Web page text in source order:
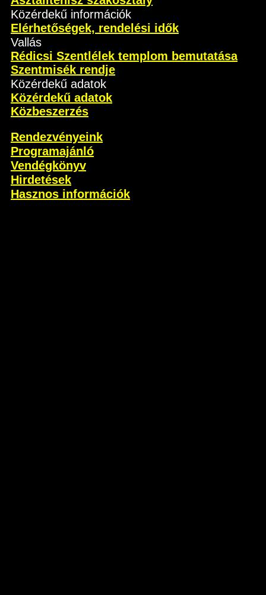
Közérdekű információk
Elérhetőségek, rendelési idők
Vallás
Rédicsi Szentlélek templom bemutatása
Szentmisék rendje
Közérdekű adatok
Közérdekű adatok
Közbeszerzés
Rendezvényeink
Programajánló
Vendégkönyv
Hirdetések
Hasznos információk